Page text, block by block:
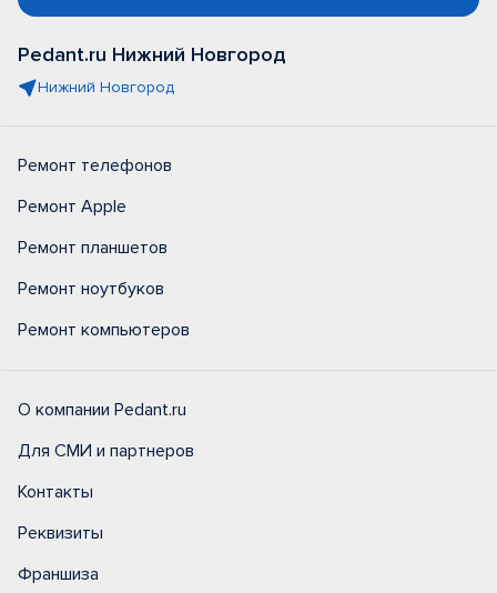
Pedant.ru Нижний Новгород
Нижний Новгород
Ремонт телефонов
Ремонт Apple
Ремонт планшетов
Ремонт ноутбуков
Ремонт компьютеров
О компании Pedant.ru
Для СМИ и партнеров
Контакты
Реквизиты
Франшиза